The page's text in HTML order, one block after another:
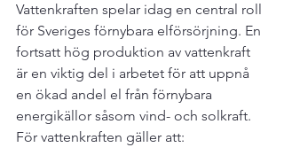
Vattenkraften spelar idag en central roll
för Sveriges förnybara elförsörjning. En
fortsatt hög produktion av vattenkraft
är en viktig del i arbetet för att uppnå
en ökad andel el från förnybara
energikällor såsom vind- och solkraft.